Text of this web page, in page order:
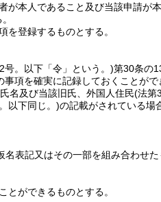
が本人であること及び当該申請が
を登録するものとする。
号。以下「令」という。)第30条の
項を確実に記録しておくことが
名及び当該旧氏、外国人住民(法第
以下同じ。)の記載がされている場
表記又はその一部を組み合わせ
とができるものとする。